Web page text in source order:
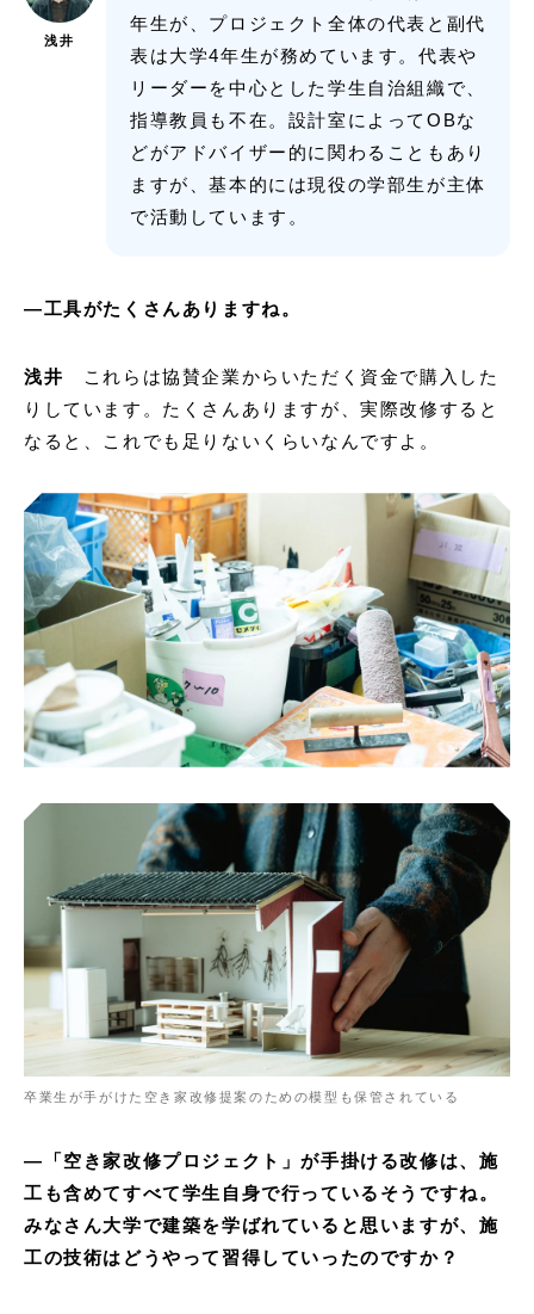
浅井
年生が、プロジェクト全体の代表と副代
表は大学4年生が務めています。代表や
リーダーを中心とした学生自治組織で、
指導教員も不在。設計室によってOBな
どがアドバイザー的に関わることもあり
ますが、基本的には現役の学部生が主体
で活動しています。
―工具がたくさんありますね。
浅井
これらは協賛企業からいただく資金で購入した
りしています。たくさんありますが、実際改修すると
なると、これでも足りないくらいなんですよ。
卒業生が手がけた空き家改修提案のための模型も保管されている
―「空き家改修プロジェクト」が手掛ける改修は、施
工も含めてすべて学生自身で行っているそうですね。
みなさん大学で建築を学ばれていると思いますが、施
工の技術はどうやって習得していったのですか？